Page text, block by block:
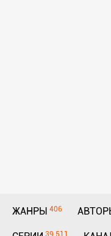
ЖАНРЫ 406
39 511